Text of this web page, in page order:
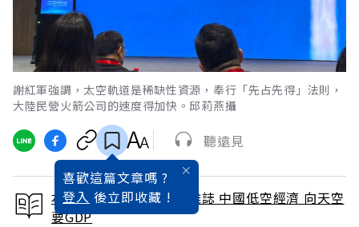
謝紅軍強調，太空軌道是稀缺性資源，奉行「先占先得」法則，
大陸民營火箭公司的速度得加快。邱莉燕攝
喜歡這篇文章嗎 ?
登入 後立即收藏 !
聽遠見
本文出自 2025 / 3月號雜誌 中國低空經濟 向天空
要GDP